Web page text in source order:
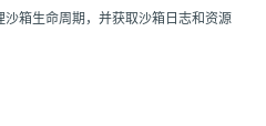
箱生命周期，并获取沙箱日志和资源